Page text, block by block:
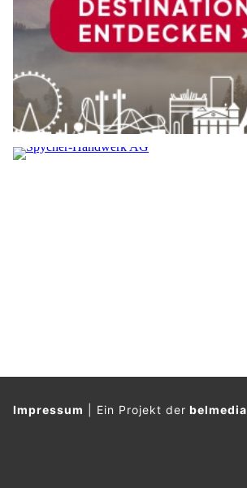
Impressum Ein Projekt derbelmedia